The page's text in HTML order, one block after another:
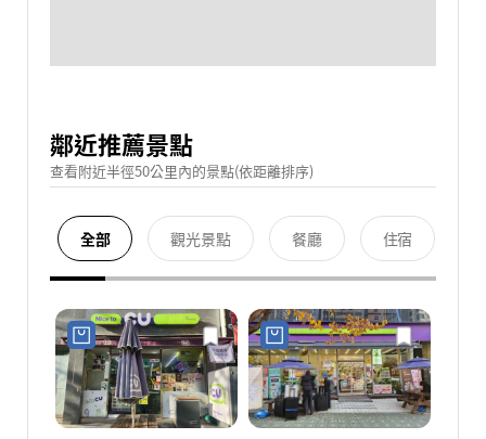
鄰近推薦景點
查看附近半徑50公里內的景點(依距離排序)
全部 觀光景點 餐廳 住宿